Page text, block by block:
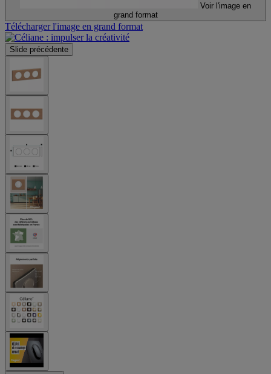
Voir l'image en
grand format
Télécharger l'image en grand format
Slide précédente